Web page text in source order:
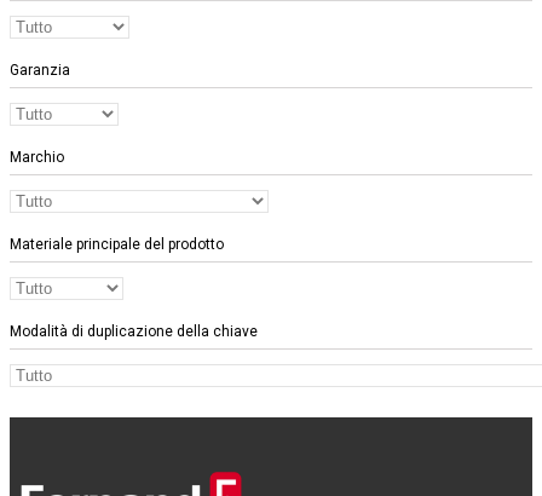
Garanzia
Marchio
Materiale principale del prodotto
Modalità di duplicazione della chiave